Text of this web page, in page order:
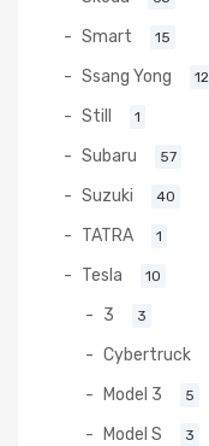
Smart 15
Ssang Yong 12
Still 1
Subaru 57
Suzuki 40
TATRA 1
Tesla 10
3 3
Cybertruck
Model 3 5
Model S 3